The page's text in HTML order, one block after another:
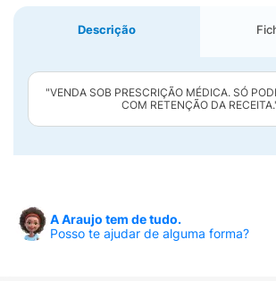
Descrição
"VENDA SOB PRESCRIÇÃO MÉDICA. SÓ
COM RETENÇÃO DA
A Araujo tem de tudo.
Posso te ajudar de alguma forma?